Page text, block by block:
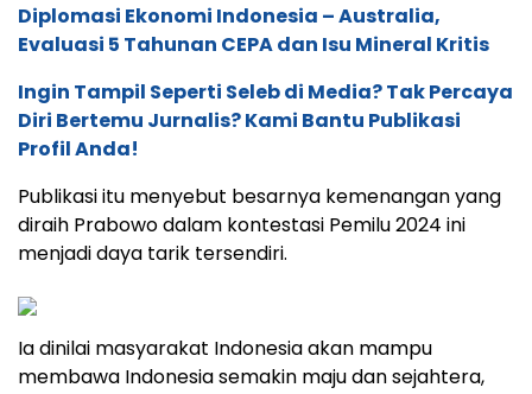
Diplomasi Ekonomi Indonesia – Australia,
Evaluasi 5 Tahunan CEPA dan Isu Mineral Kritis
Ingin Tampil Seperti Seleb di Media? Tak Percaya
Diri Bertemu Jurnalis? Kami Bantu Publikasi
Profil Anda!
Publikasi itu menyebut besarnya kemenangan yang
diraih Prabowo dalam kontestasi Pemilu 2024 ini
menjadi daya tarik tersendiri.
Ia dinilai masyarakat Indonesia akan mampu
membawa Indonesia semakin maju dan sejahtera,